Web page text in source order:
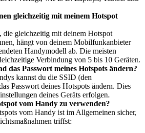
gleichzeitig mit meinem Hotspot
die gleichzeitig mit deinem Hotspot
hängt von deinem Mobilfunkanbieter
Handymodell ab. Die meisten
Verbindung von 5 bis 10 Geräten.
das Passwort meines Hotspots ändern?
kannst du die SSID (den
Passwort deines Hotspots ändern. Dies
deines Geräts erfolgen.
vom Handy zu verwenden?
vom Handy ist im Allgemeinen sicher,
triffst: